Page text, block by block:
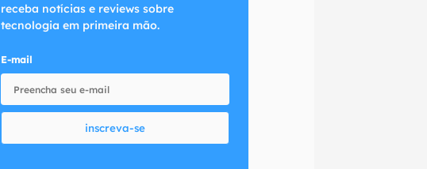
receba notícias e reviews sobre
tecnologia em primeira mão.
E-mail
inscreva-se